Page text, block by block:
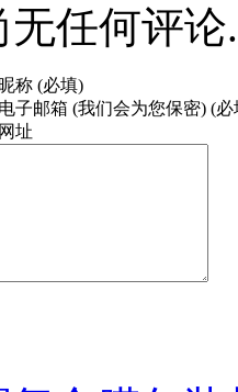
任何评论.
昵称 (必填)
电子邮箱 (我们会为您保密) (必
网址